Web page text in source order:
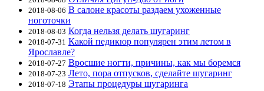
2018-08-06 В салоне красоты раздаем ухоженные
ноготочки
2018-08-03 Когда нельзя делать шугаринг
2018-07-31 Какой педикюр популярен этим летом в
Ярославле?
2018-07-27 Вросшие ногти, причины, как мы боремся
2018-07-23 Лето, пора отпусков, сделайте шугаринг
2018-07-18 Этапы процедуры шугаринга